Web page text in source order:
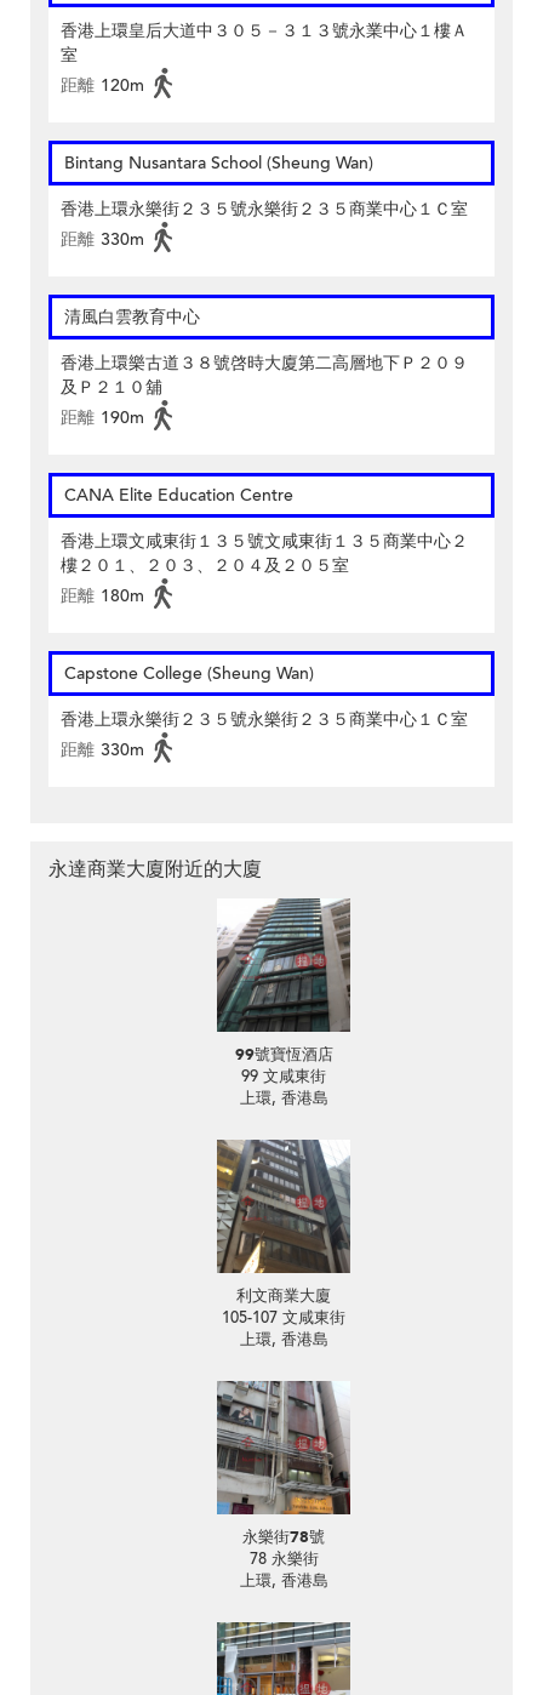
香港上環皇后大道中３０５－３１３號永業中心１樓Ａ
室
距離 120m
Bintang Nusantara School (Sheung Wan)
香港上環永樂街２３５號永樂街２３５商業中心１Ｃ室
距離 330m
清風白雲教育中心
香港上環樂古道３８號啓時大廈第二高層地下Ｐ２０９
及Ｐ２１０舖
距離 190m
CANA Elite Education Centre
香港上環文咸東街１３５號文咸東街１３５商業中心２
樓２０１、２０３、２０４及２０５室
距離 180m
Capstone College (Sheung Wan)
香港上環永樂街２３５號永樂街２３５商業中心１Ｃ室
距離 330m
永達商業大廈附近的大廈
99號寶恆酒店
99 文咸東街
上環, 香港島
利文商業大廈
105-107 文咸東街
上環, 香港島
永樂街78號
78 永樂街
上環, 香港島